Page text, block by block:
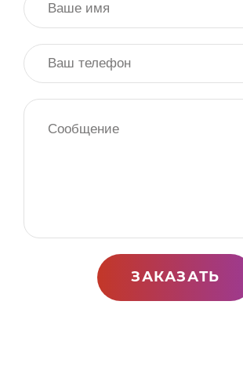
ЗАКАЗАТЬ